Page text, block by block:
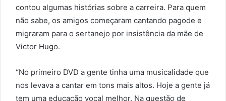
contou algumas histórias sobre a carreira. Para quem
não sabe, os amigos começaram cantando pagode e
migraram para o sertanejo por insistência da mãe de
Victor Hugo.
“No primeiro DVD a gente tinha uma musicalidade que
nos levava a cantar em tons mais altos. Hoje a gente já
tem uma educação vocal melhor. Na questão de